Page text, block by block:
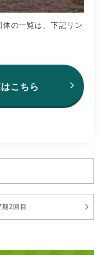
の一覧は、下記リン
こちら
2回目